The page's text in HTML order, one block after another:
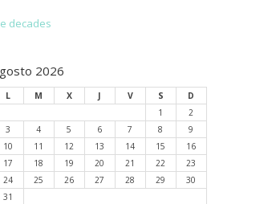
decades
2026
L M X J V S
D
1
2
3
4 5 6 7 8
9
10
11 12 13 14 15
16
17
18 19 20 21 22
23
24
25 26 27 28 29
30
31